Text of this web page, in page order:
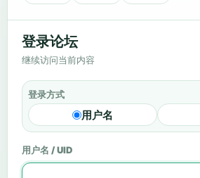
登录论坛
继续访问当前内容
登录方式
用户名
用户名 / UID